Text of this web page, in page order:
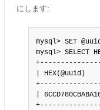
にします:
mysql> SET
mysql> SELECT
|
|